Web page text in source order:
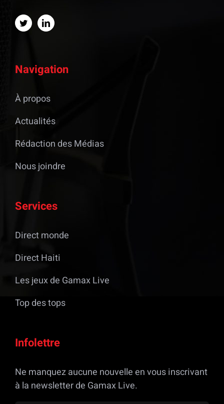
Navigation
À propos
Actualités
Rédaction des Médias
Nous joindre
Services
Direct monde
Direct Haiti
Les jeux de Gamax Live
Top des tops
Infolettre
Ne manquez aucune nouvelle en vous inscrivant
à la newsletter de Gamax Live.